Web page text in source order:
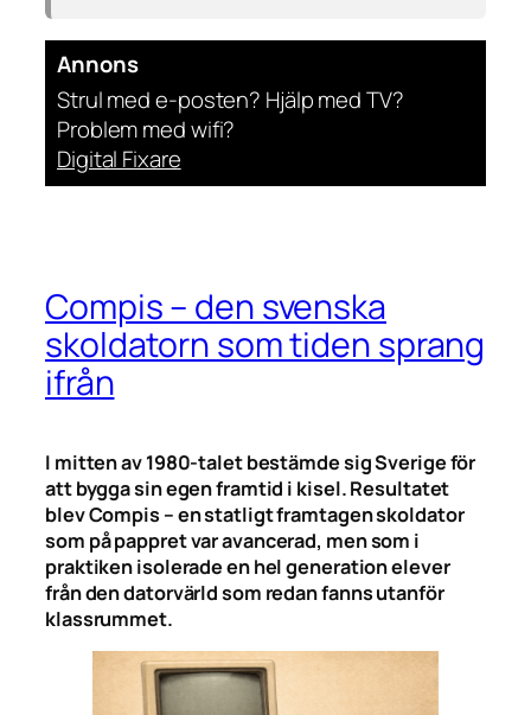
Annons
Strul med e-posten? Hjälp med TV?
Problem med wifi?
Digital Fixare
Compis – den svenska
skoldatorn som tiden sprang
ifrån
I mitten av 1980-talet bestämde sig Sverige för
att bygga sin egen framtid i kisel. Resultatet
blev Compis – en statligt framtagen skoldator
som på pappret var avancerad, men som i
praktiken isolerade en hel generation elever
från den datorvärld som redan fanns utanför
klassrummet.